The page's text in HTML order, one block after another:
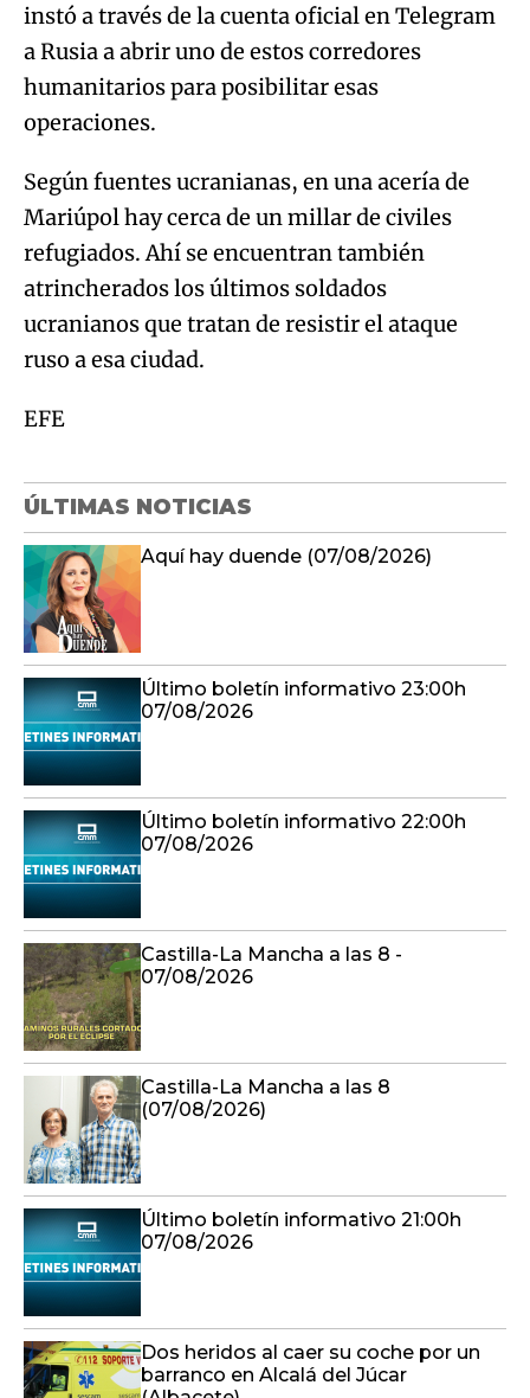
instó a través de la cuenta oficial en Telegram
a Rusia a abrir uno de estos corredores
humanitarios para posibilitar esas
operaciones.
Según fuentes ucranianas, en una acería de
Mariúpol hay cerca de un millar de civiles
refugiados. Ahí se encuentran también
atrincherados los últimos soldados
ucranianos que tratan de resistir el ataque
ruso a esa ciudad.
EFE
ÚLTIMAS NOTICIAS
Aquí hay duende (07/08/2026)
Último boletín informativo 23:00h
07/08/2026
Último boletín informativo 22:00h
07/08/2026
Castilla-La Mancha a las 8 -
07/08/2026
Castilla-La Mancha a las 8
(07/08/2026)
Último boletín informativo 21:00h
07/08/2026
Dos heridos al caer su coche por un
barranco en Alcalá del Júcar